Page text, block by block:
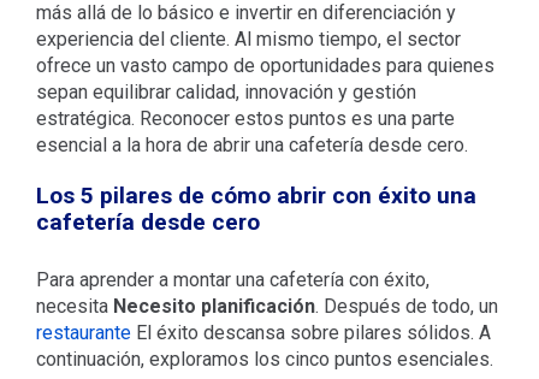
más allá de lo básico e invertir en diferenciación y
experiencia del cliente. Al mismo tiempo, el sector
ofrece un vasto campo de oportunidades para quienes
sepan equilibrar calidad, innovación y gestión
estratégica. Reconocer estos puntos es una parte
esencial a la hora de abrir una cafetería desde cero.
Los 5 pilares de cómo abrir con éxito una
cafetería desde cero
Para aprender a montar una cafetería con éxito,
necesita Necesito planificación. Después de todo, un
restaurante El éxito descansa sobre pilares sólidos. A
continuación, exploramos los cinco puntos esenciales.